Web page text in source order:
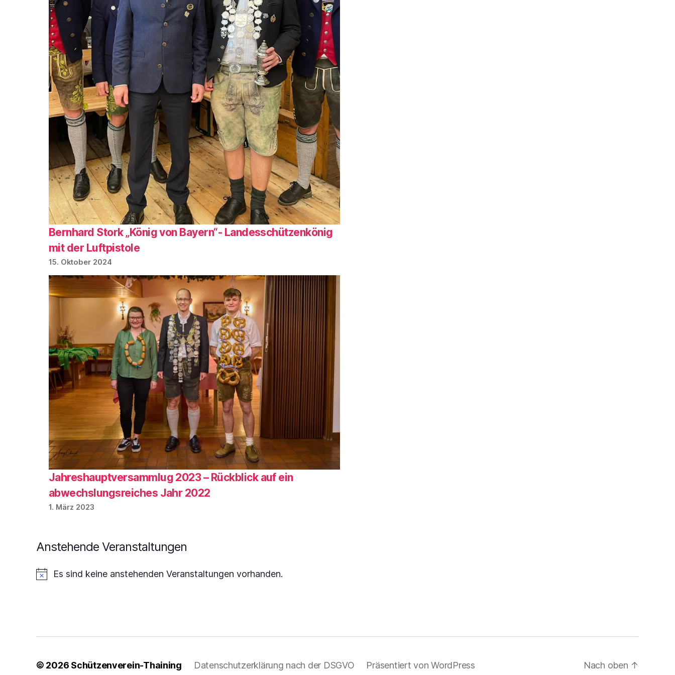
Bernhard Stork „König von Bayern“- Landesschützenkönig
mit der Luftpistole
15. Oktober 2024
Jahreshauptversammlug 2023 – Rückblick auf ein
abwechslungsreiches Jahr 2022
1. März 2023
Anstehende Veranstaltungen
H
i
Es sind keine anstehenden Veranstaltungen vorhanden.
© 2026 Schützenverein-Thaining Datenschutzerklärung nach der DSGVO Präsentiert von WordPress Nach oben ↑